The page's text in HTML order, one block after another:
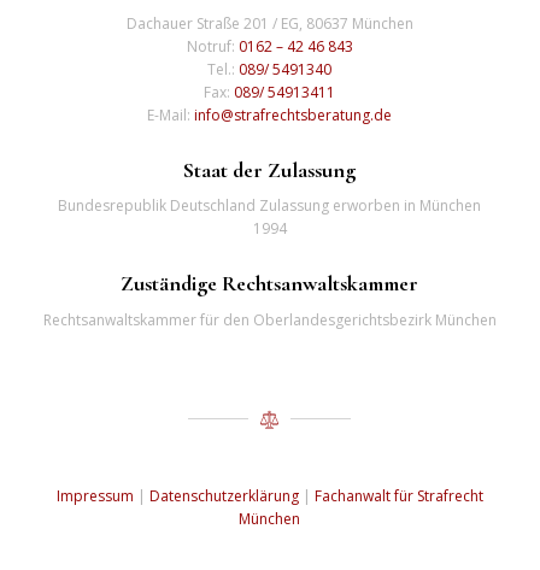
Dachauer Straße 201 / EG, 80637 München
Notruf: 0162 – 42 46 843
Tel.: 089/ 5491340
Fax: 089/ 54913411
E-Mail:info@strafrechtsberatung.de
Staat der Zulassung
Bundesrepublik Deutschland Zulassung erworben in München
1994
Zuständige Rechtsanwaltskammer
Rechtsanwaltskammer für den Oberlandesgerichtsbezirk München
Impressum | Datenschutzerklärung| Fachanwalt für Strafrecht
München